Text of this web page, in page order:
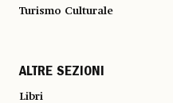
Turismo Culturale
ALTRE SEZIONI
Libri